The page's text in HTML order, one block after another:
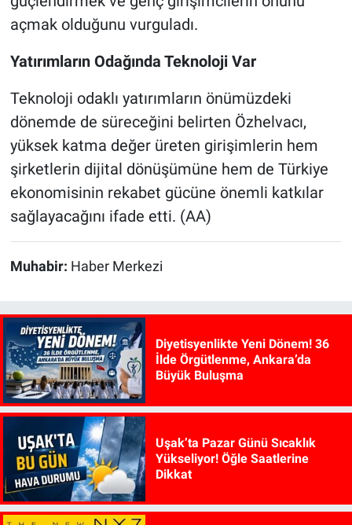
açmak olduğunu vurguladı.
Yatırımların Odağında Teknoloji Var
Teknoloji odaklı yatırımların önümüzdeki
dönemde de süreceğini belirten Özhelvacı,
yüksek katma değer üreten girişimlerin hem
şirketlerin dijital dönüşümüne hem de Türkiye
ekonomisinin rekabet gücüne önemli katkılar
sağlayacağını ifade etti. (AA)
Muhabir: Haber Merkezi
Diyetisyenlikte Yeni Dönem! 36
İlde Örgütlenme, Ankara’da
Büyük Buluşma
Uşak’ta Pazar Günü Sıcaklık
Yükseliyor! Öğle Saatlerine
Dikkat